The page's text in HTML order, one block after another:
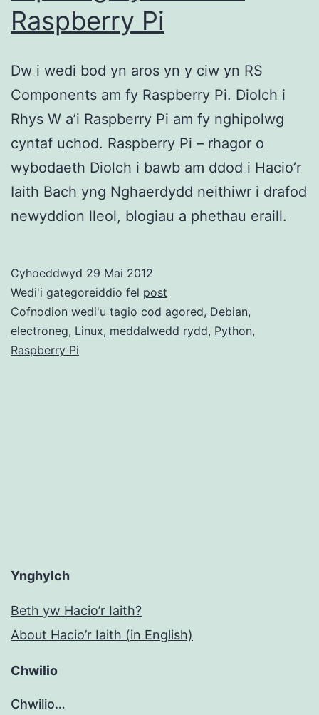
Raspberry Pi
Dw i wedi bod yn aros yn y ciw yn RS
Components am fy Raspberry Pi. Diolch i
Rhys W a’i Raspberry Pi am fy nghipolwg
cyntaf uchod. Raspberry Pi – rhagor o
wybodaeth Diolch i bawb am ddod i Hacio’r
Iaith Bach yng Nghaerdydd neithiwr i drafod
newyddion lleol, blogiau a phethau eraill.
Cyhoeddwyd 29 Mai 2012
Wedi'i gategoreiddio fel post
Cofnodion wedi'u tagio cod agored, Debian,
electroneg, Linux, meddalwedd rydd, Python,
Raspberry Pi
Ynghylch
Beth yw Hacio’r Iaith?
About Hacio’r Iaith (in English)
Chwilio
Chwilio…